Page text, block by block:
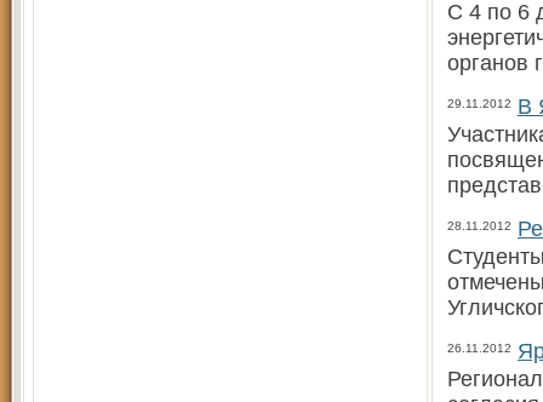
С 4 по 6
органов
29.11.2012
В
28.11.2012
26.11.2012